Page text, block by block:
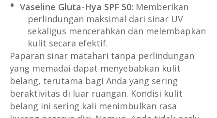
Vaseline Gluta-Hya SPF 50: Memberikan
perlindungan maksimal dari sinar UV
sekaligus mencerahkan dan melembapkan
kulit secara efektif.
Paparan sinar matahari tanpa perlindungan
yang memadai dapat menyebabkan kulit
belang, terutama bagi Anda yang sering
beraktivitas di luar ruangan. Kondisi kulit
belang ini sering kali menimbulkan rasa